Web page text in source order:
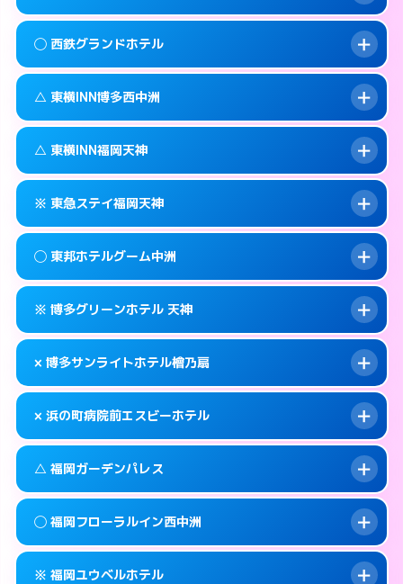
info このホテルの詳細ページを見る →
smartphone 092-738-5533
map 福岡市中央区今川1-3-3
info このホテルの詳細ページを見る →
案内方法: 派遣できません。
smartphone 092-713-5454
map 福岡市中央区渡辺通4-7-1
info このホテルの詳細ページを見る →
案内方法:女性が直接お部屋まで伺います。
smartphone 092-712-5858
map 福岡市中央区天神1-16-1
info このホテルの詳細ページを見る →
◯ 西鉄グランドホテル
案内方法:女性が直接お部屋まで伺います。
smartphone 092-781-0711
map 福岡市中央区大名2-6-60
info このホテルの詳細ページを見る →
△ 東横INN博多西中洲
案内方法:状況により派遣できません。
smartphone 092-739-1045
map 福岡市中央区西中洲1-16
info このホテルの詳細ページを見る →
△ 東横INN福岡天神
案内方法: 状況により派遣できません。
smartphone 092-725-1045
map 福岡市中央区渡辺通5-15-14
info このホテルの詳細ページを見る →
※ 東急ステイ福岡天神
案内方法: カードキーにつきホテルの入り口で
待ち合わせ。
info このホテルの詳細ページを見る →
◯ 東邦ホテルグーム中洲
案内方法: 女性が直接お部屋まで伺います。
smartphone 050-1807-3131
map 福岡市中央区渡辺通5-7-22
info このホテルの詳細ページを見る →
※ 博多グリーンホテル 天神
案内方法:カードキーにつきホテルの入り口で
待ち合わせ。
info このホテルの詳細ページを見る →
× 博多サンライトホテル檜乃扇
案内方法:派遣できません。
smartphone 092-522-0080
map 福岡市中央区清川2-6-23
info このホテルの詳細ページを見る →
× 浜の町病院前エスビーホテル
案内方法: 派遣できません。
smartphone 092-717-6600
map 福岡市中央区長浜1-2-24
△ 福岡ガーデンパレス
案内方法:状況により派遣できません。
◯ 福岡フローラルイン西中洲
※ 福岡ユウベルホテル